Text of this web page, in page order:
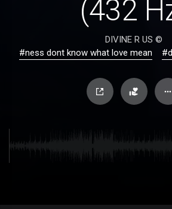
(432
DIVINE R US ©
#ness dont know what love mean